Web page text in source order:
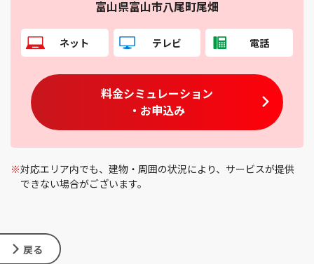
富山県富山市八尾町尾畑
ネット テレビ 電話
料金シミュレーション
・お申込み
※対応エリア内でも、建物・周囲の状況により、サービスが提供
できない場合がございます。
戻る